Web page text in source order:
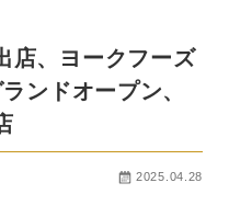
店、ヨークフーズ
ンドオープン、
2025.04.28